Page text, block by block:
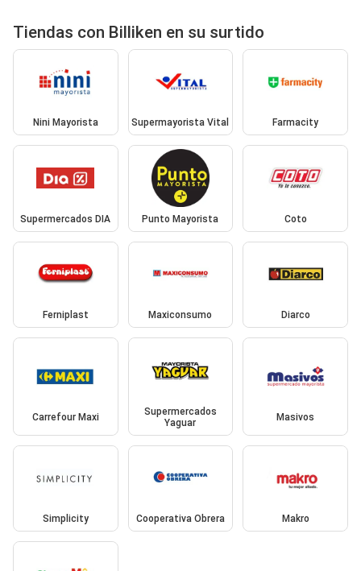
Tiendas con Billiken en su surtido
Nini Mayorista Supermayorista Vital Farmacity
Supermercados DIA Punto Mayorista Coto
Ferniplast Maxiconsumo Diarco
Carrefour Maxi
Supermercados
Yaguar
Masivos
Simplicity Cooperativa Obrera Makro